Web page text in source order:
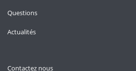
Questions
Actualités
Contactez nous